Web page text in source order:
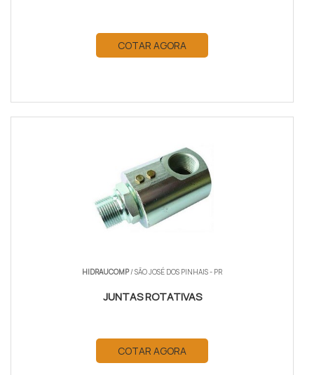
COTAR AGORA
HIDRAUCOMP/ SÃO JOSÉ DOS PINHAIS - PR
JUNTAS ROTATIVAS
COTAR AGORA